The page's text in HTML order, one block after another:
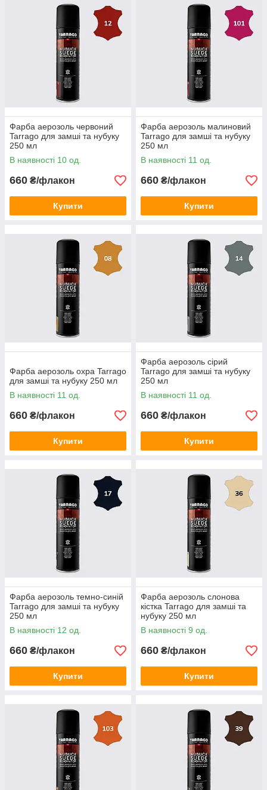
Фарба аерозоль червоний
Tarrago для замші та нубуку
250 мл
В наявності 10 од.
660 ₴/флакон
Купити
Фарба аерозоль малиновий
Tarrago для замші та нубуку
250 мл
В наявності 11 од.
660 ₴/флакон
Купити
Фарба аерозоль охра Tarrago
для замші та нубуку 250 мл
В наявності 11 од.
660 ₴/флакон
Купити
Фарба аерозоль сірий
Tarrago для замші та нубуку
250 мл
В наявності 11 од.
660 ₴/флакон
Купити
Фарба аерозоль темно-синій
Tarrago для замші та нубуку
250 мл
В наявності 12 од.
660 ₴/флакон
Купити
Фарба аерозоль слонова
кістка Tarrago для замші та
нубуку 250 мл
В наявності 9 од.
660 ₴/флакон
Купити